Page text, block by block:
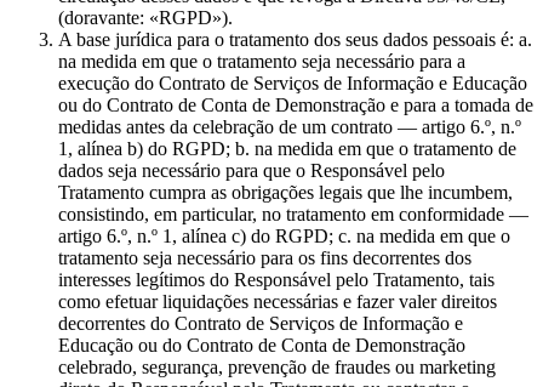
(doravante: «RGPD»).
A base jurídica para o tratamento dos seus dados pessoais é: a.
na medida em que o tratamento seja necessário para a
execução do Contrato de Serviços de Informação e Educação
ou do Contrato de Conta de Demonstração e para a tomada de
medidas antes da celebração de um contrato — artigo 6.º, n.º
1, alínea b) do RGPD; b. na medida em que o tratamento de
dados seja necessário para que o Responsável pelo
Tratamento cumpra as obrigações legais que lhe incumbem,
consistindo, em particular, no tratamento em conformidade —
artigo 6.º, n.º 1, alínea c) do RGPD; c. na medida em que o
tratamento seja necessário para os fins decorrentes dos
interesses legítimos do Responsável pelo Tratamento, tais
como efetuar liquidações necessárias e fazer valer direitos
decorrentes do Contrato de Serviços de Informação e
Educação ou do Contrato de Conta de Demonstração
celebrado, segurança, prevenção de fraudes ou marketing